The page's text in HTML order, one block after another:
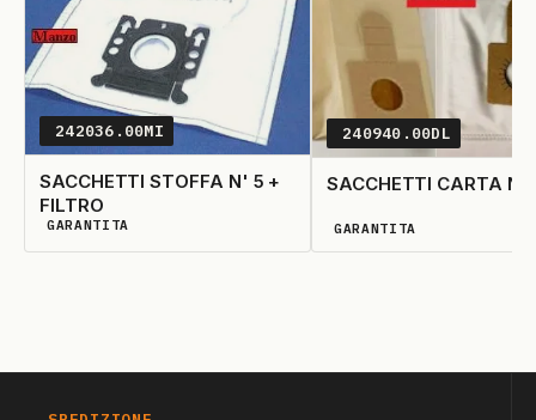
242036.00MI
SACCHETTI STOFFA N' 5 +
FILTRO
DISPONIBILITÀ GARANTITA
GARANTITA
240940.00DL
SACCHETTI CARTA N'
DISPONIBILITÀ GARANTITA
GARANTITA